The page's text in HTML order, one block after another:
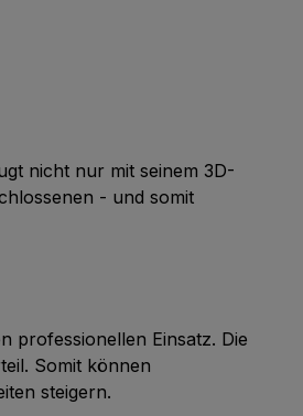
nicht nur mit seinem 3D-
- und somit
professionellen Einsatz. Die
Somit können
steigern.